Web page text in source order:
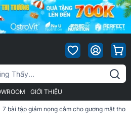
GIỚI THIỆU
7 bài tập giảm nọng cằm cho gương mặt thon